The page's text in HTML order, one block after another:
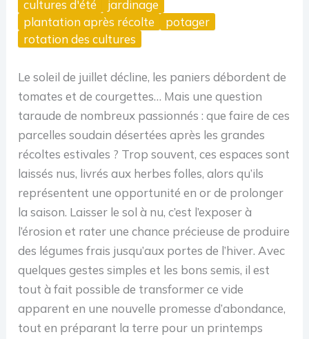
cultures d'été
jardinage
plantation après récolte
potager
rotation des cultures
Le soleil de juillet décline, les paniers débordent de
tomates et de courgettes… Mais une question
taraude de nombreux passionnés : que faire de ces
parcelles soudain désertées après les grandes
récoltes estivales ? Trop souvent, ces espaces sont
laissés nus, livrés aux herbes folles, alors qu’ils
représentent une opportunité en or de prolonger
la saison. Laisser le sol à nu, c’est l’exposer à
l’érosion et rater une chance précieuse de produire
des légumes frais jusqu’aux portes de l’hiver. Avec
quelques gestes simples et les bons semis, il est
tout à fait possible de transformer ce vide
apparent en une nouvelle promesse d’abondance,
tout en préparant la terre pour un printemps